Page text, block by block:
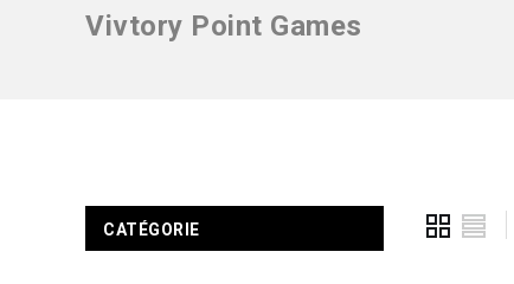
Vivtory Point Games
CATÉGORIE